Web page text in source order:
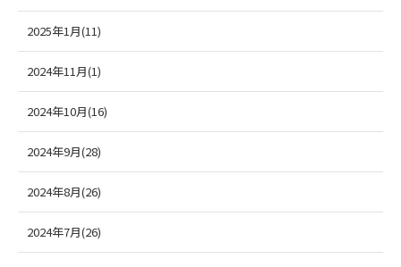
2025年1月(11)
2024年11月(1)
2024年10月(16)
2024年9月(28)
2024年8月(26)
2024年7月(26)